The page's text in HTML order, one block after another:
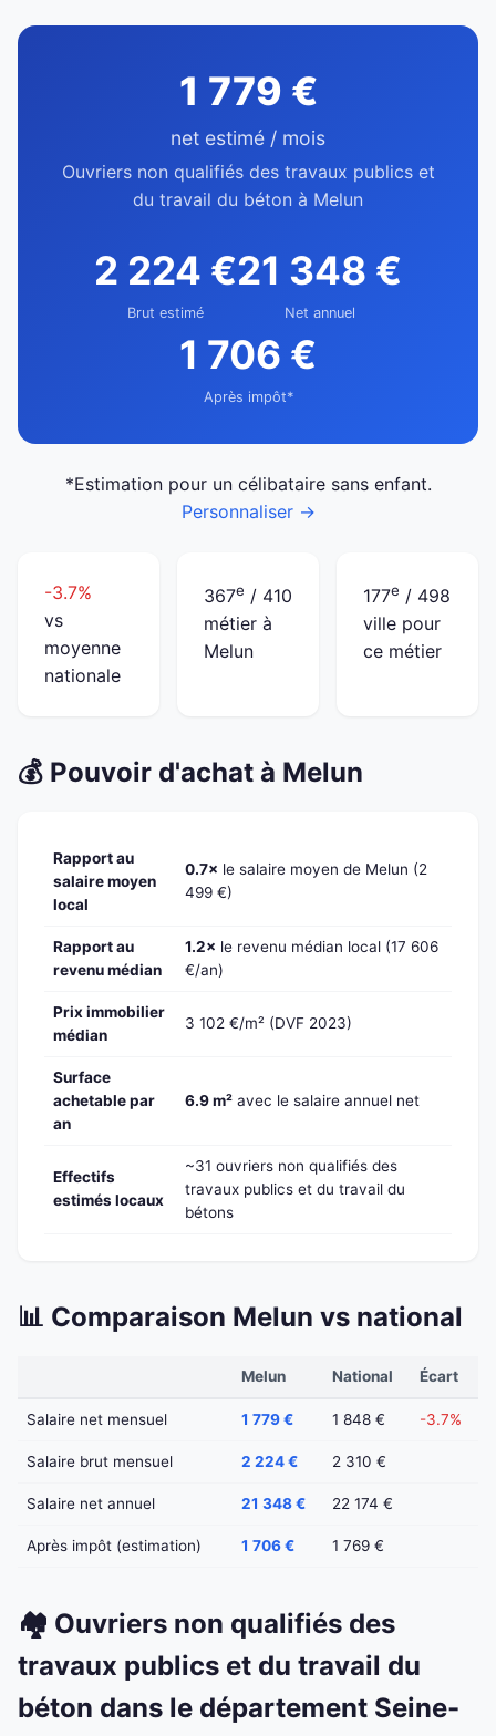
1 779 €
net estimé / mois
Ouvriers non qualifiés des travaux publics et
du travail du béton à Melun
2 224 €
Brut estimé
21 348 €
Net annuel
1 706 €
Après impôt*
*Estimation pour un célibataire sans enfant.
Personnaliser →
-3.7%
vs
moyenne
nationale
367e / 410
métier à
Melun
177e / 498
ville pour
ce métier
💰 Pouvoir d'achat à Melun
Rapport au
salaire moyen
local
0.7× le salaire moyen de Melun (2
499 €)
Rapport au
revenu médian
1.2× le revenu médian local (17 606
€/an)
Prix immobilier
médian
3 102 €/m² (DVF 2023)
Surface
achetable par
an
6.9 m² avec le salaire annuel net
Effectifs
estimés locaux
~31 ouvriers non qualifiés des
travaux publics et du travail du
bétons
📊 Comparaison Melun vs national
Melun National Écart
Salaire net mensuel 1 779 € 1 848 € -3.7%
Salaire brut mensuel 2 224 € 2 310 €
Salaire net annuel 21 348 € 22 174 €
Après impôt (estimation) 1 706 € 1 769 €
🏘️ Ouvriers non qualifiés des
travaux publics et du travail du
béton dans le département Seine-